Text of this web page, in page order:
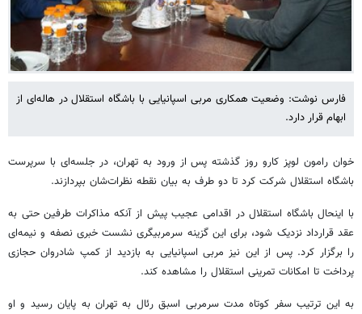
فارس نوشت: وضعیت همکاری مربی اسپانیایی با باشگاه استقلال در هاله‌ای از
ابهام قرار دارد.
خوان رامون لوپز کارو روز گذشته پس از ورود به تهران، در جلسه‌ای با سرپرست
باشگاه استقلال شرکت کرد تا دو طرف به بیان نقطه نظرات‌شان بپردازند.
با اینحال باشگاه استقلال در اقدامی عجیب پیش از آنکه مذاکرات طرفین حتی به
عقد قرارداد نزدیک شود، برای این گزینه سرمربیگری نشست خبری نصفه و نیمه‌ای
را برگزار کرد. پس از این نیز مربی اسپانیایی به بازدید از کمپ شادروان حجازی
پرداخت تا امکانات تمرینی استقلال را مشاهده کند.
به این ترتیب سفر کوتاه مدت سرمربی اسبق رئال به تهران به پایان رسید و او